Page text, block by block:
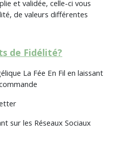
et validée, celle-ci vous
de valeurs différentes
de Fidélité?
La Fée En Fil en laissant
sur les Réseaux Sociaux